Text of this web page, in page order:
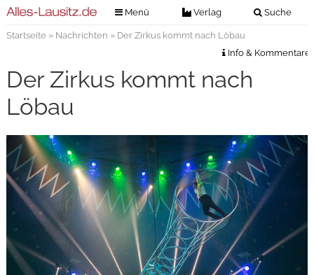
Menü Verlag Suche
Verlag
Kontakt
Impressum
Nachrichten
Anzeigensuche
Digitale Ausgaben
Startseite» Nachrichten » Der Zirkus kommt nach Löbau
Info & Kommentare
Der Zirkus kommt nach
Löbau